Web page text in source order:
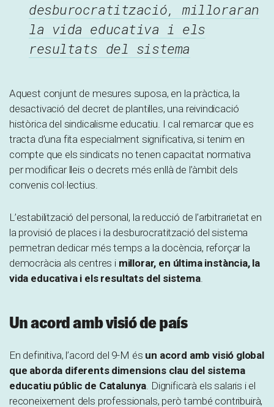
desburocratització, milloraran
la vida educativa i els
resultats del sistema
Aquest conjunt de mesures suposa, en la pràctica, la
desactivació del decret de plantilles, una reivindicació
històrica del sindicalisme educatiu. I cal remarcar que es
tracta d’una fita especialment significativa, si tenim en
compte que els sindicats no tenen capacitat normativa
per modificar lleis o decrets més enllà de l’àmbit dels
convenis col·lectius.
L’estabilització del personal, la reducció de l’arbitrarietat en
la provisió de places i la desburocratització del sistema
permetran dedicar més temps a la docència, reforçar la
democràcia als centres i millorar, en última instància, la
vida educativa i els resultats del sistema.
Un acord amb visió de país
En definitiva, l’acord del 9-M és un acord amb visió global
que aborda diferents dimensions clau del sistema
educatiu públic de Catalunya. Dignificarà els salaris i el
reconeixement dels professionals, però també contribuirà,